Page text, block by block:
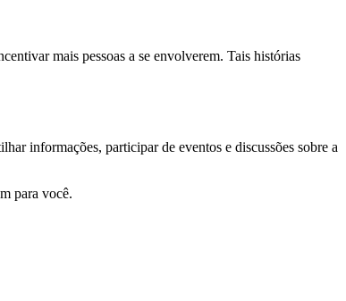
mais pessoas a se envolverem. Tais histórias
informações, participar de eventos e discussões sobre a
para você.